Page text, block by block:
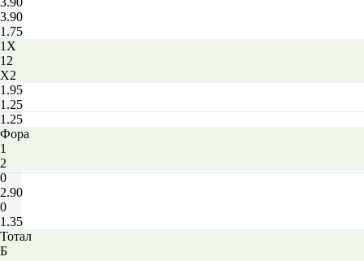
3.90
1.75
1X
12
X2
1.95
1.25
1.25
Фора
1
2
0
2.90
0
1.35
Тотал
Б